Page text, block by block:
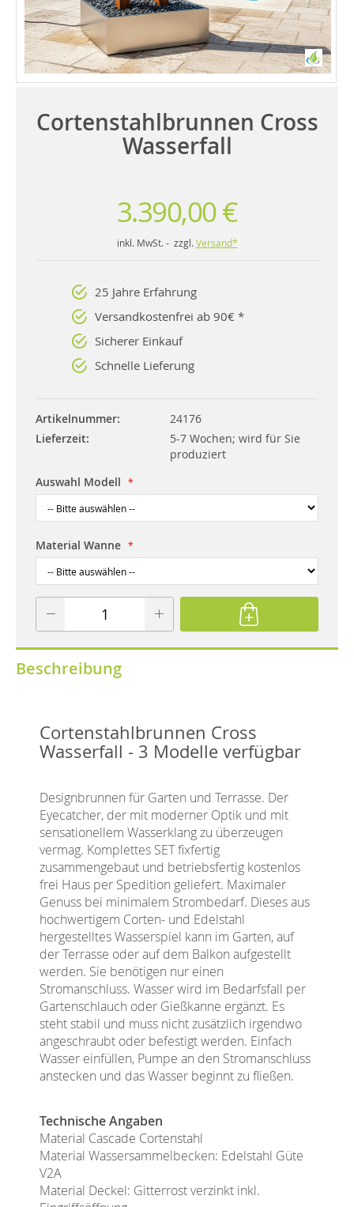
Cortenstahlbrunnen Cross
Wasserfall
3.390,00 €
inkl. MwSt. - zzgl. Versand*
25 Jahre Erfahrung
Versandkostenfrei ab 90€ *
Sicherer Einkauf
Schnelle Lieferung
Artikelnummer
24176
Lieferzeit
5-7 Wochen; wird für Sie
produziert
Auswahl Modell
Material Wanne
Beschreibung
Cortenstahlbrunnen Cross
Wasserfall - 3 Modelle verfügbar
Designbrunnen für Garten und Terrasse. Der
Eyecatcher, der mit moderner Optik und mit
sensationellem Wasserklang zu überzeugen
vermag. Komplettes SET fixfertig
zusammengebaut und betriebsfertig kostenlos
frei Haus per Spedition geliefert. Maximaler
Genuss bei minimalem Strombedarf. Dieses aus
hochwertigem Corten- und Edelstahl
hergestelltes Wasserspiel kann im Garten, auf
der Terrasse oder auf dem Balkon aufgestellt
werden. Sie benötigen nur einen
Stromanschluss. Wasser wird im Bedarfsfall per
Gartenschlauch oder Gießkanne ergänzt. Es
steht stabil und muss nicht zusätzlich irgendwo
angeschraubt oder befestigt werden. Einfach
Wasser einfüllen, Pumpe an den Stromanschluss
anstecken und das Wasser beginnt zu fließen.
Technische Angaben
Material Cascade Cortenstahl
Material Wassersammelbecken: Edelstahl Güte
V2A
Material Deckel: Gitterrost verzinkt inkl.